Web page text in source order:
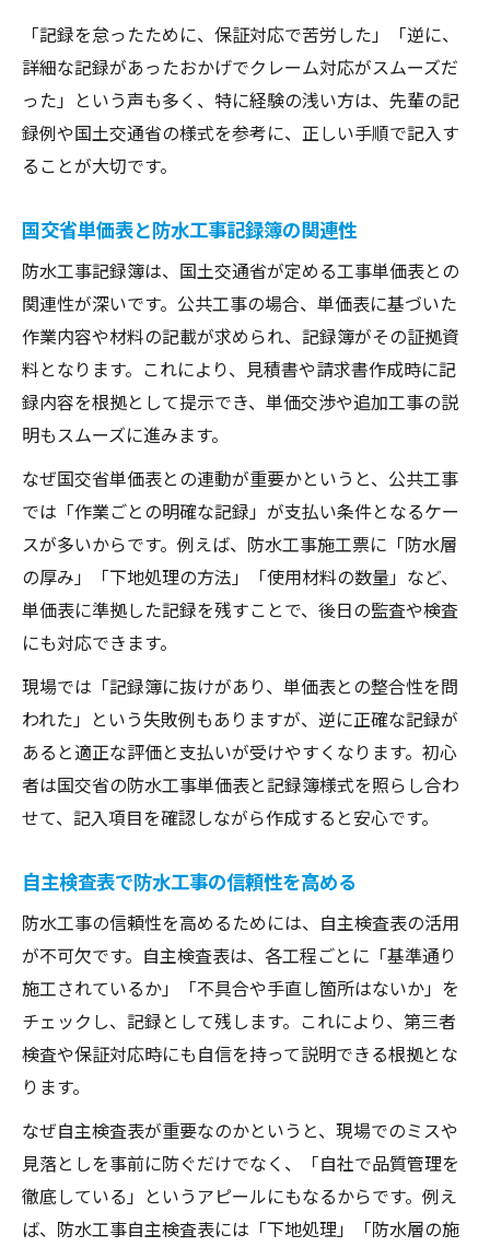
「記録を怠ったために、保証対応で苦労した」「逆に、
詳細な記録があったおかげでクレーム対応がスムーズだ
った」という声も多く、特に経験の浅い方は、先輩の記
録例や国土交通省の様式を参考に、正しい手順で記入す
ることが大切です。
国交省単価表と防水工事記録簿の関連性
防水工事記録簿は、国土交通省が定める工事単価表との
関連性が深いです。公共工事の場合、単価表に基づいた
作業内容や材料の記載が求められ、記録簿がその証拠資
料となります。これにより、見積書や請求書作成時に記
録内容を根拠として提示でき、単価交渉や追加工事の説
明もスムーズに進みます。
なぜ国交省単価表との連動が重要かというと、公共工事
では「作業ごとの明確な記録」が支払い条件となるケー
スが多いからです。例えば、防水工事施工票に「防水層
の厚み」「下地処理の方法」「使用材料の数量」など、
単価表に準拠した記録を残すことで、後日の監査や検査
にも対応できます。
現場では「記録簿に抜けがあり、単価表との整合性を問
われた」という失敗例もありますが、逆に正確な記録が
あると適正な評価と支払いが受けやすくなります。初心
者は国交省の防水工事単価表と記録簿様式を照らし合わ
せて、記入項目を確認しながら作成すると安心です。
自主検査表で防水工事の信頼性を高める
防水工事の信頼性を高めるためには、自主検査表の活用
が不可欠です。自主検査表は、各工程ごとに「基準通り
施工されているか」「不具合や手直し箇所はないか」を
チェックし、記録として残します。これにより、第三者
検査や保証対応時にも自信を持って説明できる根拠とな
ります。
なぜ自主検査表が重要なのかというと、現場でのミスや
見落としを事前に防ぐだけでなく、「自社で品質管理を
徹底している」というアピールにもなるからです。例え
ば、防水工事自主検査表には「下地処理」「防水層の施